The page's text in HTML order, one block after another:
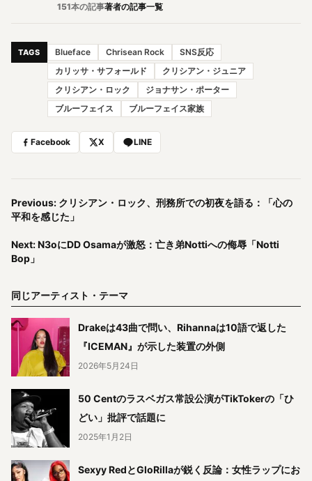
151本の記事著者の記事一覧
TAGS Blueface Chrisean Rock
SNS反応
カリッサ・サフォールド
クリシアン・ジュニア
クリシアン・ロック
ジョナサン・ポーター
ブルーフェイス
ブルーフェイス家族
Facebook X LINE
Previous: クリシアン・ロック、刑務所での初夜を語る：「心の
平和を感じた」
Next: N3oにDD Osamaが激怒：亡き弟Nottiへの侮辱「Notti
Bop」
同じアーティスト・テーマ
Drakeは43曲で問い、Rihannaは10語で返した
『ICEMAN』が示した装置の外側
2026年5月24日
50 Centのラスベガス常設公演がTikTokerの「ひ
どい」批評で話題に
2025年1月2日
Sexyy RedとGloRillaが鋭く反論：女性ラップにお